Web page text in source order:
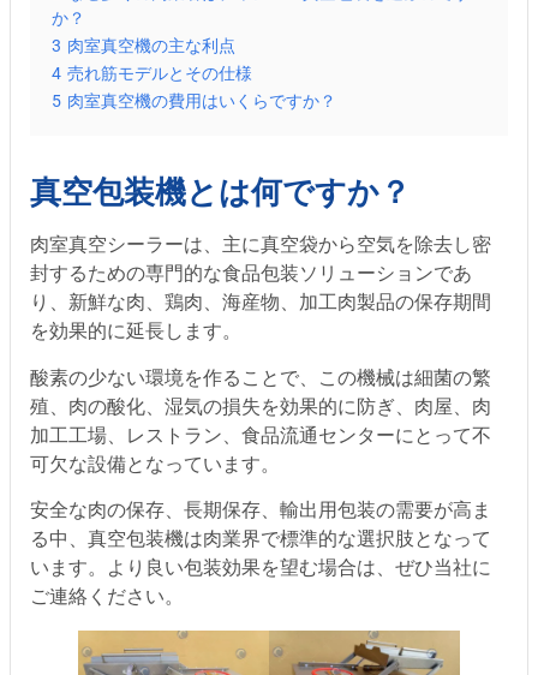
か？
3 肉室真空機の主な利点
4 売れ筋モデルとその仕様
5 肉室真空機の費用はいくらですか？
真空包装機とは何ですか？
肉室真空シーラーは、主に真空袋から空気を除去し密
封するための専門的な食品包装ソリューションであ
り、新鮮な肉、鶏肉、海産物、加工肉製品の保存期間
を効果的に延長します。
酸素の少ない環境を作ることで、この機械は細菌の繁
殖、肉の酸化、湿気の損失を効果的に防ぎ、肉屋、肉
加工工場、レストラン、食品流通センターにとって不
可欠な設備となっています。
安全な肉の保存、長期保存、輸出用包装の需要が高ま
る中、真空包装機は肉業界で標準的な選択肢となって
います。より良い包装効果を望む場合は、ぜひ当社に
ご連絡ください。